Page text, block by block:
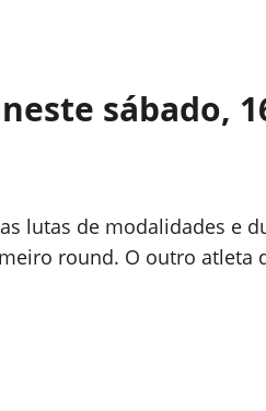
sábado,
lutas de modalidades e
round. O outro atleta